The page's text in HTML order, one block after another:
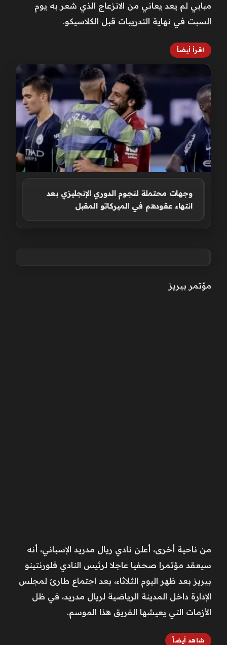
مبابي لم يعد يعاني من الانزعاج الذي شعر به يوم
السبت في نهاية التدريبات قبل الكلاسيكو.
اقرأ أيضاً
وجهات محتملة لنجوم الدوري الإنجليزي بعد
انتهاء عقودهم في الميركاتو المقبل
مؤتمر بيريز
من ناحية أخرى، أعلن نادي ريال مدريد الإسباني، أنه
سيعقد مؤتمرا صحفيا عاجلا لرئيس النادي فلورنتينو
بيريز بعد ظهر اليوم الثلاثاء، بعد اجتماع طارئ لمجلس
الإدارة داخل المدينة الرياضية لريال مدريد، في ظل
الأزمات التي يعيشها الفريق هذا الموسم.
شاهد أيضاً